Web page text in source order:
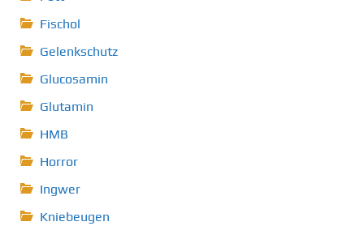
Fischol
Gelenkschutz
Glucosamin
Glutamin
HMB
Horror
Ingwer
Kniebeugen